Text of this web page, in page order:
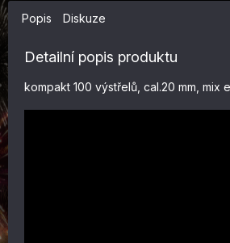
Popis Diskuze
Detailní popis produktu
kompakt 100 výstřelů, cal.20 mm, mix